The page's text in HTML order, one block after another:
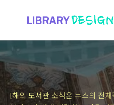
[해외 도서관 소식은 뉴스의 전체